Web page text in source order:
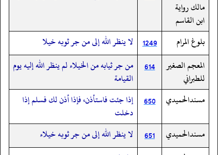
مالك رواية
ابن القاسم
بلوغ المرام 1249
لا ينظر الله إلى من جر ثوبه خيلا
المعجم الصغير
للطبراني
614
من جر ثيابه من الخيلاء لم ينظر الله إليه يوم
القيامة
مسندالحميدي
650
إذا جئت فاستأذن، فإذا أذن لك فسلم إذا
دخلت
مسندالحميدي
651
لا ينظر الله إلى من جر ثوبه خيلاء